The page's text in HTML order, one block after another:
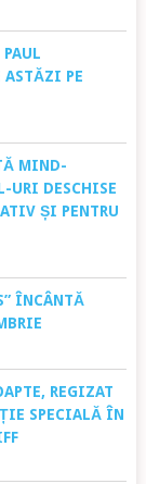
ASTĂZI PE
MIND-
URI DESCHISE
ȘI PENTRU
ÎNCÂNTĂ
REGIZAT
SPECIALĂ ÎN